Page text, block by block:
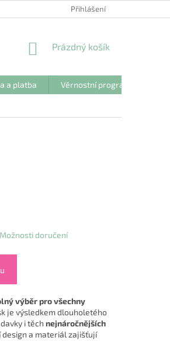
Přihlášení
NÁKUPNÍ
Prázdný košík
a platba Věrnostní program
Možnosti doručení
výběr pro všechny
je výsledkem dlouholetého
i těch nejnáročnějších
design a materiál zajišťují